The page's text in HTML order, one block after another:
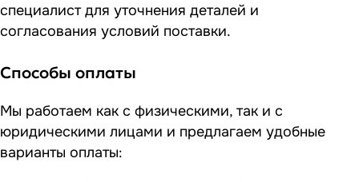
специалист для уточнения деталей и
согласования условий поставки.
Способы оплаты
Мы работаем как с физическими, так и с
юридическими лицами и предлагаем удобные
варианты оплаты: